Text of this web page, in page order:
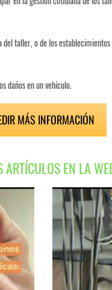
taller, o de los
daños en un vehículo.
MÁS INFORMACIÓN
ARTÍCULOS EN LA